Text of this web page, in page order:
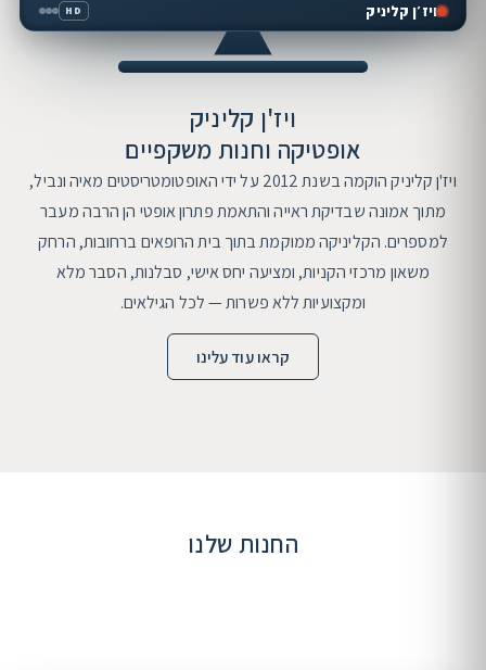
ויז'ן קליניק
אופטיקה וחנות משקפיים
ויז'ן קליניק הוקמה בשנת 2012 על ידי האופטומטריסטים מאיה ונביל,
מתוך אמונה שבדיקת ראייה והתאמת פתרון אופטי הן הרבה מעבר
למספרים. הקליניקה ממוקמת בתוך בית הרופאים ברחובות, הרחק
משאון מרכזי הקניות, ומציעה יחס אישי, סבלנות, הסבר מלא
ומקצועיות ללא פשרות — לכל הגילאים.
קראו עוד עלינו
ויז׳ן קליניק HD
החנות שלנו